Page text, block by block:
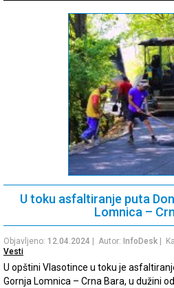
U toku asfaltiranje puta
Lomnica –
Objavljeno: 12.04.2024 | Autor: InfoDesk |
Vesti
U opštini Vlasotince u toku je
Gornja Lomnica – Crna Bara, u dužini